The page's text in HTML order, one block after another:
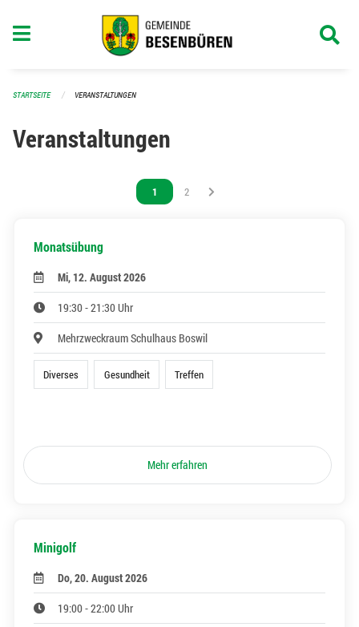
STARTSEITE VERANSTALTUNGEN
Veranstaltungen
Vous êtes sur la page
1 Vous êtes sur la page
2
Monatsübung
Mi, 12. August 2026
19:30 - 21:30 Uhr
Mehrzweckraum Schulhaus Boswil
Diverses Gesundheit Treffen
Mehr erfahren
Minigolf
Do, 20. August 2026
19:00 - 22:00 Uhr